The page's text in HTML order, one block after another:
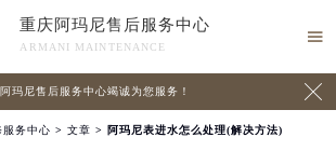
重庆阿玛尼售后服务中心
ARMANI MAINTENANCE

玛尼售后服务中心竭诚为您服务！ 
服务中心 > 文章 > 阿玛尼表进水怎么处理(解决方法)